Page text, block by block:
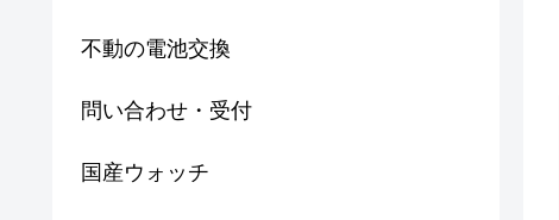
不動の電池交換
問い合わせ・受付
国産ウォッチ